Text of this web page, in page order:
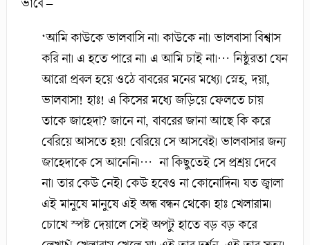
‘আমি কাউকে ভালবাসি না। কাউকে না। ভালবাসা বিশ্বাস
করি না। এ হতে পারে না। এ আমি চাই না।… নিষ্ঠুরতা যেন
আরো প্রবল হয়ে ওঠে বাবরের মনের মধ্যে। স্নেহ, দয়া,
ভালবাসা! হাঃ! এ কিসের মধ্যে জড়িয়ে ফেলতে চায়
তাকে জাহেদা? জানে না, বাবরের জানা আছে কি করে
বেরিয়ে আসতে হয়! বেরিয়ে সে আসবেই। ভালবাসার জন্য
জাহেদাকে সে আনেনি।… না কিছুতেই সে প্রশ্রয় দেবে
না। তার কেউ নেই। কেউ হবেও না কোনোদিন। যত জ্বালা
এই মানুষে মানুষে এই অন্ধ বন্ধন থেকে। হাঃ খেলারাম।
চোখে স্পষ্ট দেয়ালে সেই অপটু হাতে বড় বড় করে